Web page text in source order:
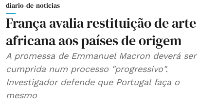
diario-de-noticias
França avalia restituição de arte
africana aos países de origem
A promessa de Emmanuel Macron deverá ser
cumprida num processo "progressivo".
Investigador defende que Portugal faça o
mesmo